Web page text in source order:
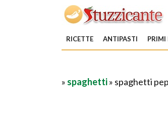
RICETTE ANTIPASTI PRIMI
» spaghetti» spaghetti